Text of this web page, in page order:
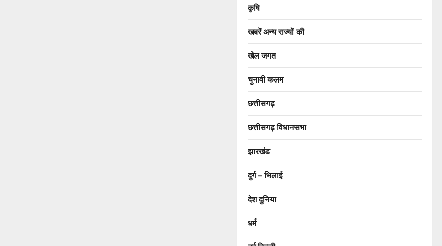
कृषि
खबरें अन्य राज्यों की
खेल जगत
चुनावी कलम
छत्तीसगढ़
छत्तीसगढ़ विधानसभा
झारखंड
दुर्ग – भिलाई
देश दुनिया
धर्म